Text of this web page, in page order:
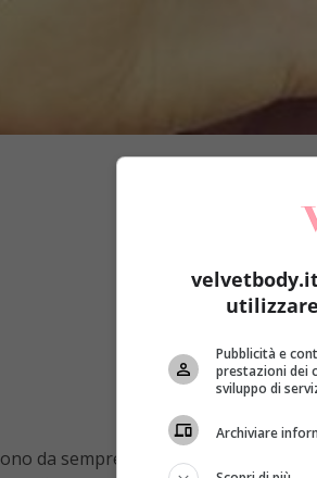
da sempre l’occasione giusta
Pubblicità e
prestazioni dei
sviluppo di
Archiviare